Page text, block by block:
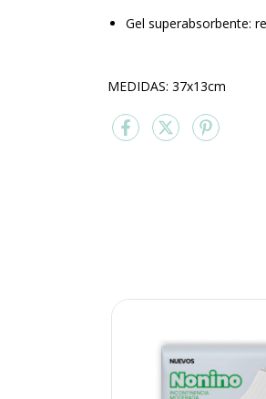
Gel superabsorbente:
MEDIDAS: 37x13cm